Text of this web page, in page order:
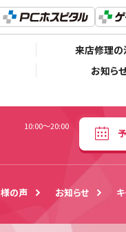
来店修理の
お知ら
5184
10:00〜20:00
10:00〜20:00
の声 お知らせ